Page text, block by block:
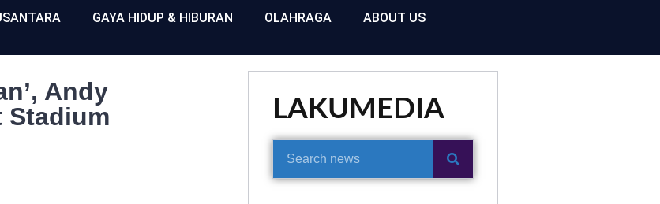
GAYA HIDUP & HIBURAN OLAHRAGA ABOUT US
Andy
Stadium
LAKUMEDIA